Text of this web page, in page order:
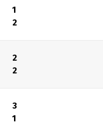
1
2
2
2
3
1